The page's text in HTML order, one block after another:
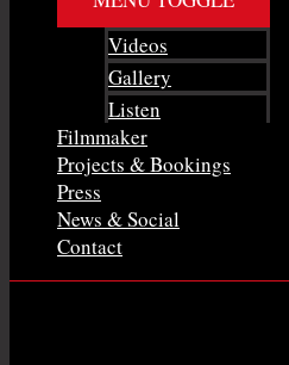
Videos
Gallery
Listen
Filmmaker
Projects & Bookings
Press
News & Social
Contact